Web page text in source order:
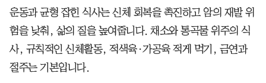
운동과 균형 잡힌 식사는 신체 회복을 촉진하고 암의 재발 위
험을 낮춰, 삶의 질을 높여줍니다. 채소와 통곡물 위주의 식
사, 규칙적인 신체활동, 적색육·가공육 적게 먹기, 금연과
절주는 기본입니다.